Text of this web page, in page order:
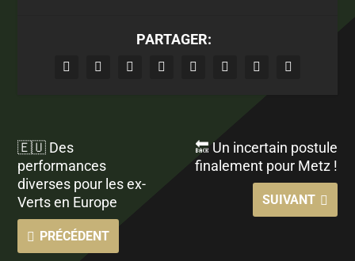
PARTAGER:
🇪🇺 Des
performances
diverses pour les ex-
Verts en Europe
PRÉCÉDENT
🔙 Un incertain postule
finalement pour Metz !
SUIVANT